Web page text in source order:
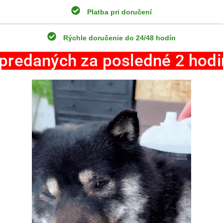
Platba pri doručení
Rýchle doručenie do 24/48 hodín
za posledné 2